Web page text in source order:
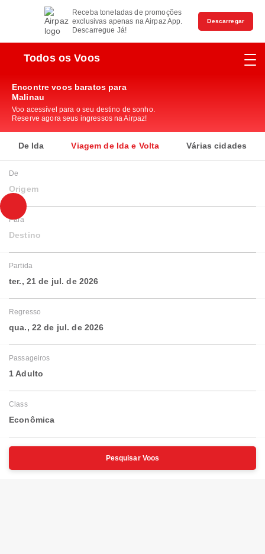
Receba toneladas de promoções
exclusivas apenas na Airpaz App.
Descarregue Já!
Descarregar
Todos os Voos
Encontre voos baratos para
Malinau
Voo acessível para o seu destino de sonho.
Reserve agora seus ingressos na Airpaz!
De Ida Viagem de Ida e Volta Várias cidades
De
Origem
Para
Destino
Partida
ter., 21 de jul. de 2026
Regresso
qua., 22 de jul. de 2026
Passageiros
1 Adulto
Class
Econômica
Pesquisar Voos